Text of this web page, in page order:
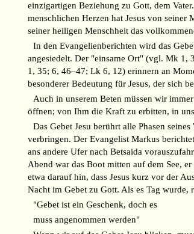
einzigartigen Beziehung zu Gott, dem
menschlichen Herzen hat Jesus von seiner
seiner heiligen Menschheit das
In den Evangelienberichten wird das
angesiedelt. Der "einsame Ort" (vgl. Mk
1, 35; 6, 46–47; Lk 6, 12) erinnern an
besonderer Bedeutung für Jesus, der sich
Auch in unserem Beten müssen wir
öffnen; von Ihm die Kraft zu erbitten, in
Das Gebet Jesu berührt alle Phasen
verbringen. Der Evangelist Markus
ans andere Ufer nach Betsaida
Abend war das Boot mitten auf dem See,
etwa darauf hin, dass Jesus kurz vor der
Nacht im Gebet zu Gott. Als es Tag
"Gebet ist ein Geschenk, doch es
muss angenommen werden"